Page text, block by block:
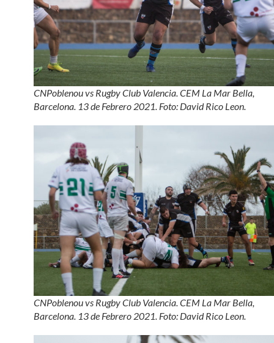
CNPoblenou vs Rugby Club Valencia. CEM La Mar Bella,
Barcelona. 13 de Febrero 2021. Foto: David Rico Leon.
CNPoblenou vs Rugby Club Valencia. CEM La Mar Bella,
Barcelona. 13 de Febrero 2021. Foto: David Rico Leon.